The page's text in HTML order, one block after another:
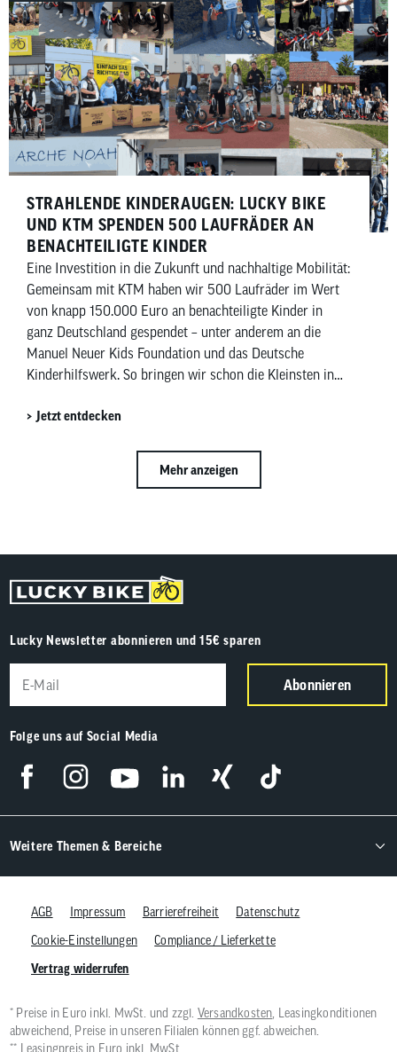
STRAHLENDE KINDERAUGEN: LUCKY BIKE
UND KTM SPENDEN 500 LAUFRÄDER AN
BENACHTEILIGTE KINDER
Eine Investition in die Zukunft und nachhaltige Mobilität:
Gemeinsam mit KTM haben wir 500 Laufräder im Wert
von knapp 150.000 Euro an benachteiligte Kinder in
ganz Deutschland gespendet – unter anderem an die
Manuel Neuer Kids Foundation und das Deutsche
Kinderhilfswerk. So bringen wir schon die Kleinsten in
Jetzt entdecken
Mehr anzeigen
Lucky Newsletter abonnieren und 15€ sparen
Abonnieren
Folge uns auf Social Media
Weitere Themen & Bereiche
AGB Impressum Barrierefreiheit
Datenschutz
Cookie-Einstellungen
Compliance / Lieferkette
Vertrag widerrufen
* Preise in Euro inkl. MwSt. und zzgl. Versandkosten , Leasingkonditionen
abweichend, Preise in unseren Filialen können ggf. abweichen.
** Leasingpreis in Euro inkl. MwSt